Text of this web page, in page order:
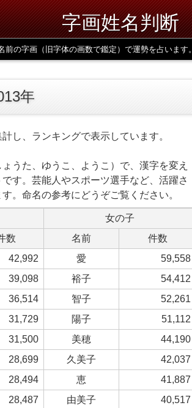
字画姓名判断
の字画（旧字体の画数で鑑定）で運勢を占います
年
し、ランキングで表示しています。
うた、ゆうこ、ようこ）で、漢字を変え
す。芸能人やスポーツ選手など、活躍さ
。命名の参考にどうぞご覧ください。
女の子
数 名前
件数
42,992 愛
59,558
39,098 裕子
54,412
36,514 智子
52,261
31,729 陽子
51,112
31,500 美穂
44,190
28,699 久美子
42,037
28,494 恵
41,887
28,487 由美子
40,517